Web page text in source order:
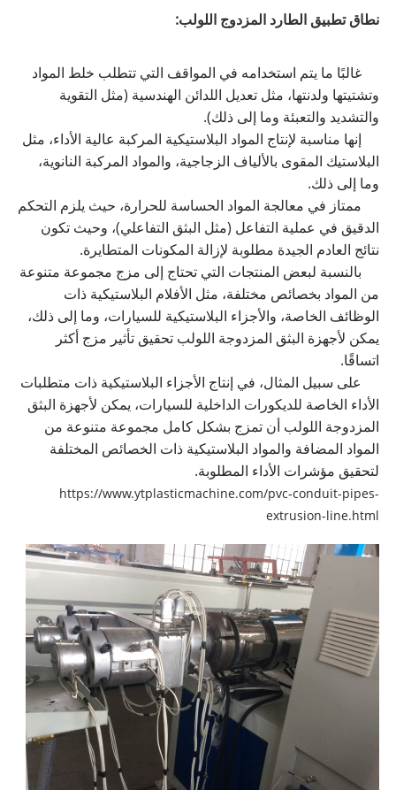
نطاق تطبيق الطارد المزدوج اللولب:
غالبًا ما يتم استخدامه في المواقف التي تتطلب خلط المواد
وتشتيتها ولدنتها، مثل تعديل اللدائن الهندسية (مثل التقوية
والتشديد والتعبئة وما إلى ذلك).
إنها مناسبة لإنتاج المواد البلاستيكية المركبة عالية الأداء، مثل
البلاستيك المقوى بالألياف الزجاجية، والمواد المركبة النانوية،
وما إلى ذلك.
ممتاز في معالجة المواد الحساسة للحرارة، حيث يلزم التحكم
الدقيق في عملية التفاعل (مثل البثق التفاعلي)، وحيث تكون
نتائج العادم الجيدة مطلوبة لإزالة المكونات المتطايرة.
بالنسبة لبعض المنتجات التي تحتاج إلى مزج مجموعة متنوعة
من المواد بخصائص مختلفة، مثل الأفلام البلاستيكية ذات
الوظائف الخاصة، والأجزاء البلاستيكية للسيارات، وما إلى ذلك،
يمكن لأجهزة البثق المزدوجة اللولب تحقيق تأثير مزج أكثر
اتساقًا.
على سبيل المثال، في إنتاج الأجزاء البلاستيكية ذات متطلبات
الأداء الخاصة للديكورات الداخلية للسيارات، يمكن لأجهزة البثق
المزدوجة اللولب أن تمزج بشكل كامل مجموعة متنوعة من
المواد المضافة والمواد البلاستيكية ذات الخصائص المختلفة
لتحقيق مؤشرات الأداء المطلوبة.
https://www.ytplasticmachine.com/pvc-conduit-pipes-
extrusion-line.html